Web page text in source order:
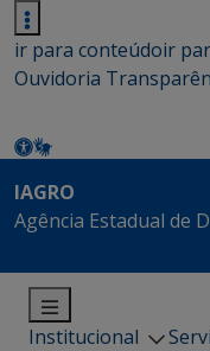
ir para conteúdoir
Ouvidoria
IAGRO
Agência Estadual de
Institucional